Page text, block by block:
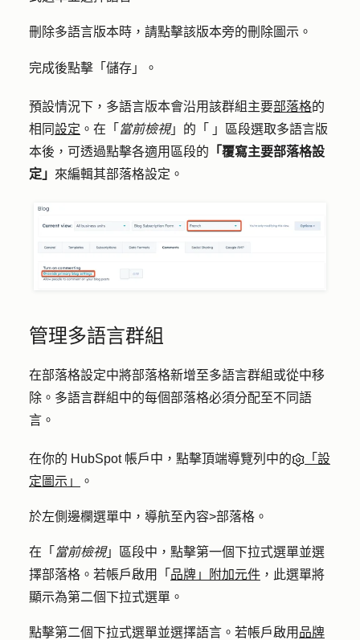
刪除多語言版本時，請點擊該版本旁的刪除圖示 。
完成後點擊「 儲存 」。
預設情況下，多語言版本會沿用該群組主要部落格的
相同設定 。在「 當前檢視」 的「 」區段選取多語言版
本後 ， 可透過點擊各適用區段的 「覆寫主要部落格設
定」 來編輯其部落格設定 。
管理多語言群組
在部落格設定中將部落格新增至多語言群組或從中移
除。多語言群組中的每個部落格必須分配至不同語
言。
在你的 HubSpot 帳戶中，點擊頂端導覽列中的
「設
定圖示」
。
於左側邊欄選單中，導航至內容>部落格 。
在「 當前檢視」區段中，點擊第一個下拉式選單並選
擇部落格 。若帳戶啟用「 品牌」附加元件 ，此選單將
顯示為第二個下拉式選單。
點擊第二個下拉式選單並選擇語言 。若帳戶啟用 品牌